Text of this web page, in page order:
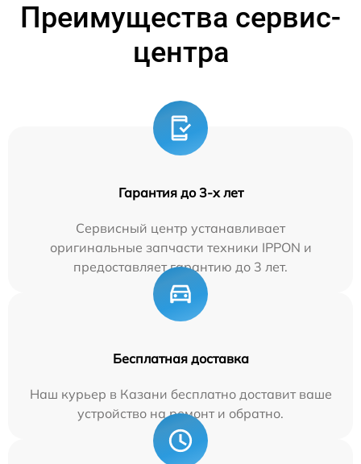
Преимущества сервис-
центра
Гарантия до 3-х лет
Сервисный центр устанавливает
оригинальные запчасти техники IPPON и
предоставляет гарантию до 3 лет.
Бесплатная доставка
Наш курьер в Казани бесплатно доставит ваше
устройство на ремонт и обратно.